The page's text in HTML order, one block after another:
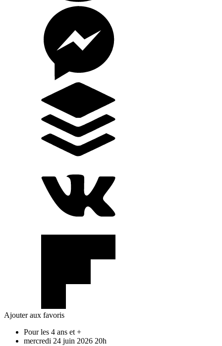
Ajouter aux favoris
Pour les 4 ans et +
mercredi 24 juin 2026 20h